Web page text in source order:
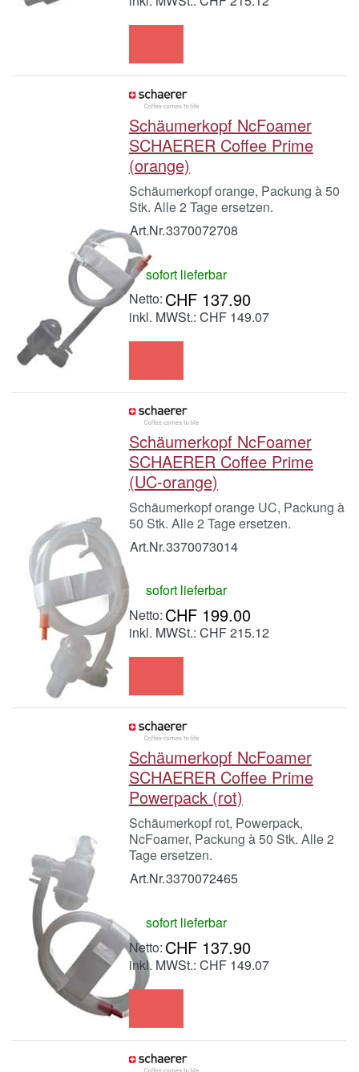
Schäumerkopf NcFoamer
SCHAERER Coffee Prime
(orange)
Schäumerkopf orange, Packung à 50
Stk. Alle 2 Tage ersetzen.
Art.Nr.3370072708
sofort lieferbar
CHF 137.90
inkl. MWSt.: CHF 149.07
Schäumerkopf NcFoamer
SCHAERER Coffee Prime
(UC-orange)
Schäumerkopf orange UC, Packung à
50 Stk. Alle 2 Tage ersetzen.
Art.Nr.3370073014
sofort lieferbar
CHF 199.00
inkl. MWSt.: CHF 215.12
Schäumerkopf NcFoamer
SCHAERER Coffee Prime
Powerpack (rot)
Schäumerkopf rot, Powerpack,
NcFoamer, Packung à 50 Stk. Alle 2
Tage ersetzen.
Art.Nr.3370072465
sofort lieferbar
CHF 137.90
inkl. MWSt.: CHF 149.07